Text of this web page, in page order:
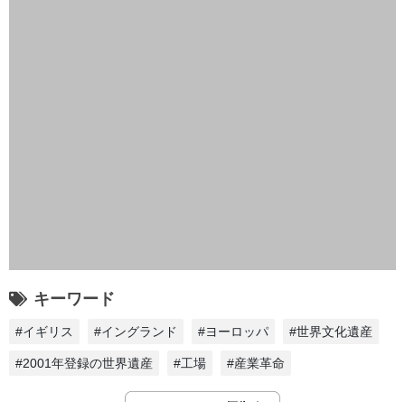
キーワード
#イギリス #イングランド #ヨーロッパ #世界文化遺産
#2001年登録の世界遺産 #工場 #産業革命